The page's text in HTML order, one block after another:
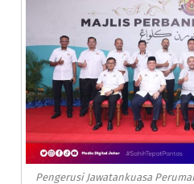
Pengerusi Jawatankuasa